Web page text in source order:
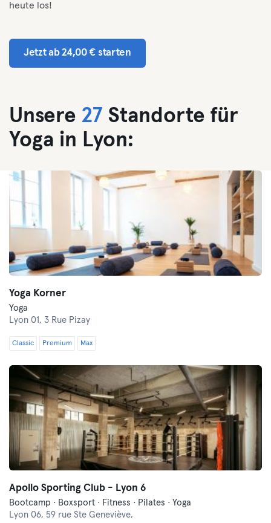
heute los!
Jetzt ab 24,00 € starten
Unsere 27 Standorte für
Yoga in Lyon:
Yoga Korner
Yoga
Lyon 01, 3 Rue Pizay
Classic Premium Max
Apollo Sporting Club - Lyon 6
Bootcamp · Boxsport · Fitness · Pilates · Yoga
Lyon 06, 59 rue Ste Geneviève,